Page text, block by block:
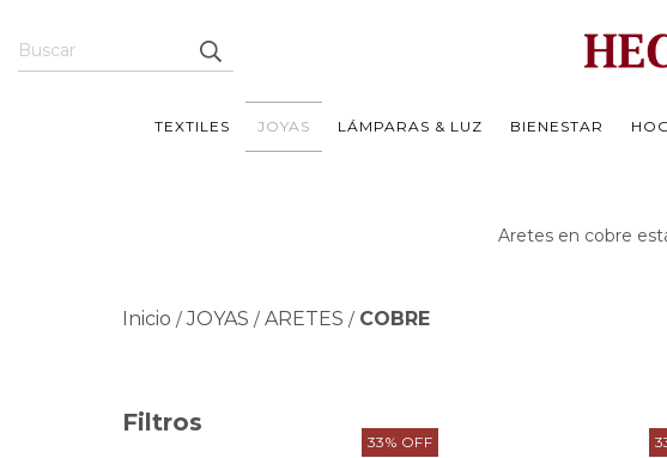
TEXTILES JOYAS LÁMPARAS & LUZ BIENESTAR
Aretes en cobre
Inicio / JOYAS / ARETES / COBRE
Filtros
33% OFF